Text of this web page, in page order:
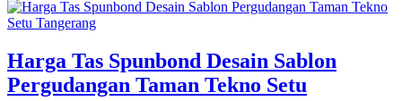
Harga Tas Spunbond Desain Sablon
Pergudangan Taman Tekno Setu